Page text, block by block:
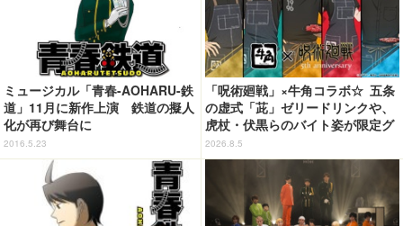
ミュージカル「青春-AOHARU-鉄
道」11月に新作上演 鉄道の擬人
化が再び舞台に
2016.5.23
「呪術廻戦」×牛角コラボ☆ 五条
の虚式「茈」ゼリードリンクや、
虎杖・伏黒らのバイト姿が限定グ
ッズに【8月26日～】
2026.8.5